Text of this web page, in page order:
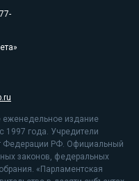
еженедельное издание
1997 года. Учредители
Федерации РФ. Официальный
законов, федеральных
«Парламентская